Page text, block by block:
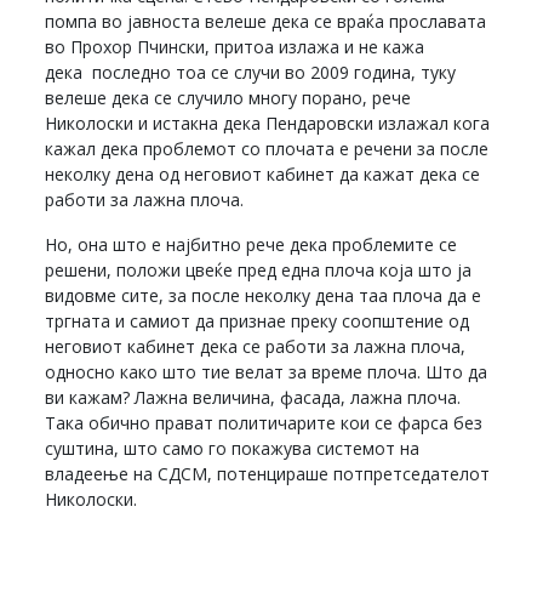
помпа во јавноста велеше дека се враќа прославата
во Прохор Пчински, притоа излажа и не кажа
дека последно тоа се случи во 2009 година, туку
велеше дека се случило многу порано, рече
Николоски и истакна дека Пендаровски излажал кога
кажал дека проблемот со плочата е речени за после
неколку дена од неговиот кабинет да кажат дека се
работи за лажна плоча.
Но, она што е најбитно рече дека проблемите се
решени, положи цвеќе пред една плоча која што ја
видовме сите, за после неколку дена таа плоча да е
тргната и самиот да признае преку соопштение од
неговиот кабинет дека се работи за лажна плоча,
односно како што тие велат за време плоча. Што да
ви кажам? Лажна величина, фасада, лажна плоча.
Така обично прават политичарите кои се фарса без
суштина, што само го покажува системот на
владеење на СДСМ, потенцираше потпретседателот
Николоски.